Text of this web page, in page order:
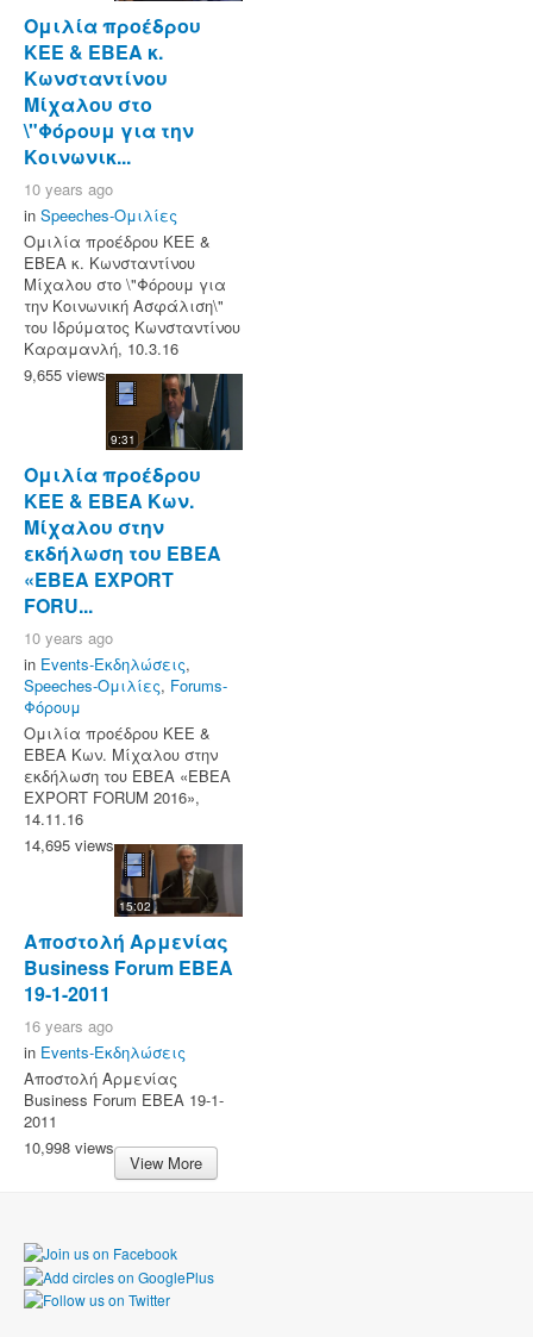
Ομιλία προέδρου
ΚΕΕ & ΕΒΕΑ κ.
Κωνσταντίνου
Μίχαλου στο
\"Φόρουμ για την
Κοινωνικ...
10 years ago
in Speeches-Ομιλίες
Ομιλία προέδρου ΚΕΕ &
ΕΒΕΑ κ. Κωνσταντίνου
Μίχαλου στο \"Φόρουμ για
την Κοινωνική Ασφάλιση\"
του Ιδρύματος Κωνσταντίνου
Καραμανλή, 10.3.16
9,655 views
9:31
Ομιλία προέδρου
ΚΕΕ & ΕΒΕΑ Κων.
Μίχαλου στην
εκδήλωση του ΕΒΕΑ
«ΕΒΕΑ EXPORT
FORU...
10 years ago
in Events-Εκδηλώσεις,
Speeches-Ομιλίες, Forums-
Φόρουμ
Ομιλία προέδρου ΚΕΕ &
ΕΒΕΑ Κων. Μίχαλου στην
εκδήλωση του ΕΒΕΑ «ΕΒΕΑ
EXPORT FORUM 2016»,
14.11.16
14,695 views
15:02
Αποστολή Αρμενίας
Business Forum EBEA
19-1-2011
16 years ago
in Events-Εκδηλώσεις
Αποστολή Αρμενίας
Business Forum EBEA 19-1-
2011
10,998 views
View More